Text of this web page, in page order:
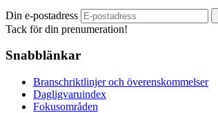
Din e-postadress
Tack för din prenumeration!
Snabblänkar
Branschriktlinjer och överenskommelser
Dagligvaruindex
Fokusområden